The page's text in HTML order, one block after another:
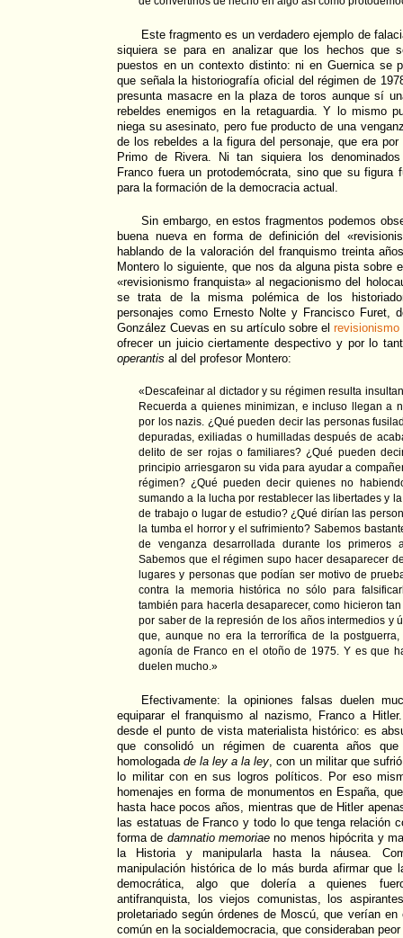
Este fragmento es un verdadero ejemplo de
siquiera se para en analizar que los hechos que
puestos en un contexto distinto: ni en Guernica se
que señala la historiografía oficial del régimen de
presunta masacre en la plaza de toros aunque sí
rebeldes enemigos en la retaguardia. Y lo mismo
niega su asesinato, pero fue producto de una
de los rebeldes a la figura del personaje, que era
Primo de Rivera. Ni tan siquiera los
Franco fuera un protodemócrata, sino que su figura
para la formación de la democracia actual.
Sin embargo, en estos fragmentos podemos
buena nueva en forma de definición del
hablando de la valoración del franquismo treinta
Montero lo siguiente, que nos da alguna pista sobre
«revisionismo franquista» al negacionismo del
se trata de la misma polémica de los
personajes como Ernesto Nolte y Francisco Furet,
González Cuevas en su artículo sobre elrevisionismo
ofrecer un juicio ciertamente despectivo y por lo
operantis al del profesor Montero:
«Descafeinar al dictador y su régimen resulta
Recuerda a quienes minimizan, e incluso llegan a
por los nazis. ¿Qué pueden decir las personas
depuradas, exiliadas o humilladas después de
delito de ser rojas o familiares? ¿Qué pueden
principio arriesgaron su vida para ayudar a
régimen? ¿Qué pueden decir quienes no
sumando a la lucha por restablecer las libertades y
de trabajo o lugar de estudio? ¿Qué dirían las
la tumba el horror y el sufrimiento? Sabemos
de venganza desarrollada durante los primeros
Sabemos que el régimen supo hacer desaparecer
lugares y personas que podían ser motivo de
contra la memoria histórica no sólo para
también para hacerla desaparecer, como hicieron
por saber de la represión de los años intermedios y
que, aunque no era la terrorífica de la
agonía de Franco en el otoño de 1975. Y es que
duelen mucho.»
Efectivamente: la opiniones falsas duelen
equiparar el franquismo al nazismo, Franco a
desde el punto de vista materialista histórico: es
que consolidó un régimen de cuarenta años
homologadade la ley a la ley, con un militar que
lo militar con en sus logros políticos. Por eso
homenajes en forma de monumentos en España,
hasta hace pocos años, mientras que de Hitler
las estatuas de Franco y todo lo que tenga relación
forma de damnatio memoriae no menos hipócrita y
la Historia y manipularla hasta la náusea.
manipulación histórica de lo más burda afirmar que
democrática, algo que dolería a quienes
antifranquista, los viejos comunistas, los
proletariado según órdenes de Moscú, que verían
común en la socialdemocracia, que consideraban